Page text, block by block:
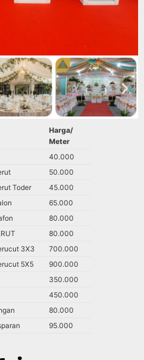
Harga/
Meter
40.000
50.000
Toder
45.000
65.000
80.000
80.000
3X3
700.000
5X5
900.000
350.000
450.000
80.000
95.000